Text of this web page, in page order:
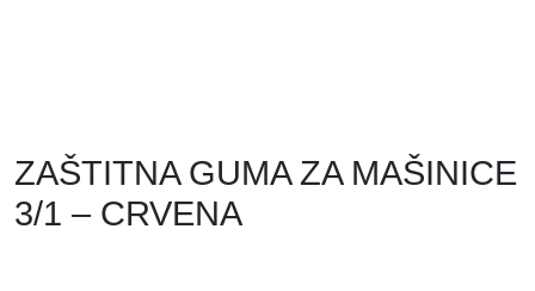
ZAŠTITNA GUMA ZA MAŠINICE
3/1 – CRVENA